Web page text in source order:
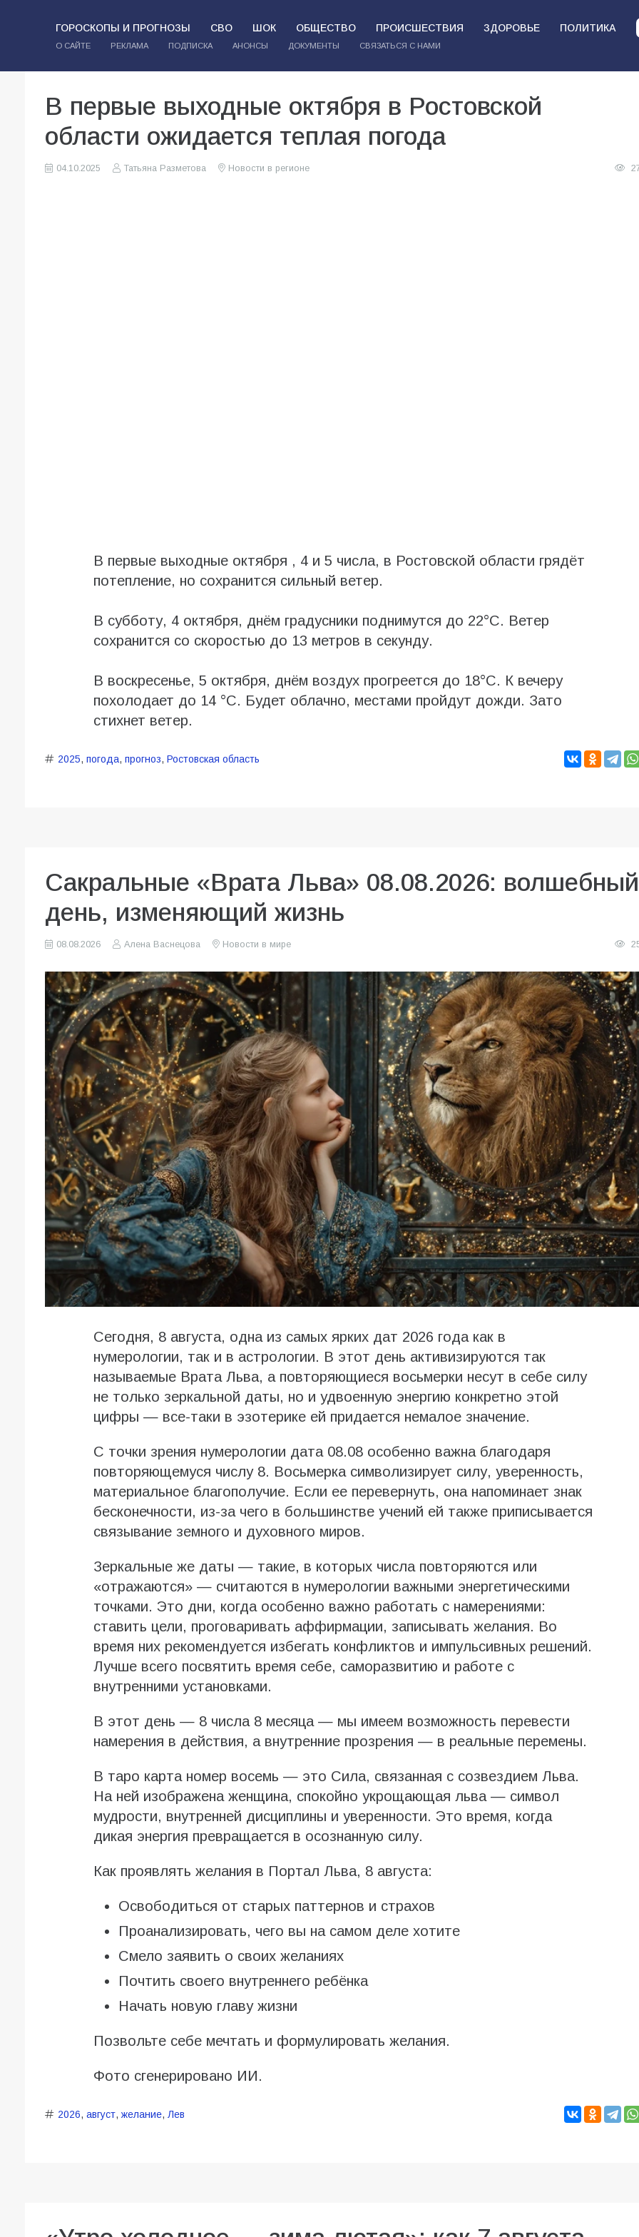
ГОРОСКОПЫ И ПРОГНОЗЫ СВО ШОК ОБЩЕСТВО ПРОИСШЕСТВИЯ ЗДОРОВЬЕ ПОЛИТИКА
О САЙТЕ РЕКЛАМА ПОДПИСКА АНОНСЫ ДОКУМЕНТЫ СВЯЗАТЬСЯ С НАМИ
В первые выходные октября в Ростовской
области ожидается теплая погода
04.10.2025 Татьяна Разметова Новости в регионе
В первые выходные октября , 4 и 5 числа, в Ростовской области грядёт
потепление, но сохранится сильный ветер.
В субботу, 4 октября, днём градусники поднимутся до 22°С. Ветер
сохранится со скоростью до 13 метров в секунду.
В воскресенье, 5 октября, днём воздух прогреется до 18°С. К вечеру
похолодает до 14 °С. Будет облачно, местами пройдут дожди. Зато
стихнет ветер.
2025, погода, прогноз, Ростовская область
Сакральные «Врата Льва» 08.08.2026: волшебный
день, изменяющий жизнь
08.08.2026 Алена Васнецова Новости в мире
Сегодня, 8 августа, одна из самых ярких дат 2026 года как в
нумерологии, так и в астрологии. В этот день активизируются так
называемые Врата Льва, а повторяющиеся восьмерки несут в себе силу
не только зеркальной даты, но и удвоенную энергию конкретно этой
цифры — все-таки в эзотерике ей придается немалое значение.
С точки зрения нумерологии дата 08.08 особенно важна благодаря
повторяющемуся числу 8. Восьмерка символизирует силу, уверенность,
материальное благополучие. Если ее перевернуть, она напоминает знак
бесконечности, из-за чего в большинстве учений ей также приписывается
связывание земного и духовного миров.
Зеркальные же даты — такие, в которых числа повторяются или
«отражаются» — считаются в нумерологии важными энергетическими
точками. Это дни, когда особенно важно работать с намерениями:
ставить цели, проговаривать аффирмации, записывать желания. Во
время них рекомендуется избегать конфликтов и импульсивных решений.
Лучше всего посвятить время себе, саморазвитию и работе с
внутренними установками.
В этот день — 8 числа 8 месяца — мы имеем возможность перевести
намерения в действия, а внутренние прозрения — в реальные перемены.
В таро карта номер восемь — это Сила, связанная с созвездием Льва.
На ней изображена женщина, спокойно укрощающая льва — символ
мудрости, внутренней дисциплины и уверенности. Это время, когда
дикая энергия превращается в осознанную силу.
Как проявлять желания в Портал Льва, 8 августа:
Освободиться от старых паттернов и страхов
Проанализировать, чего вы на самом деле хотите
Смело заявить о своих желаниях
Почтить своего внутреннего ребёнка
Начать новую главу жизни
Позвольте себе мечтать и формулировать желания.
Фото сгенерировано ИИ.
2026, август, желание, Лев